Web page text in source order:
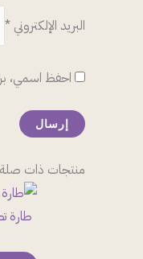
البريد الإلكتروني *
احفظ اسمي،
منتجات ذات صلة
طارة